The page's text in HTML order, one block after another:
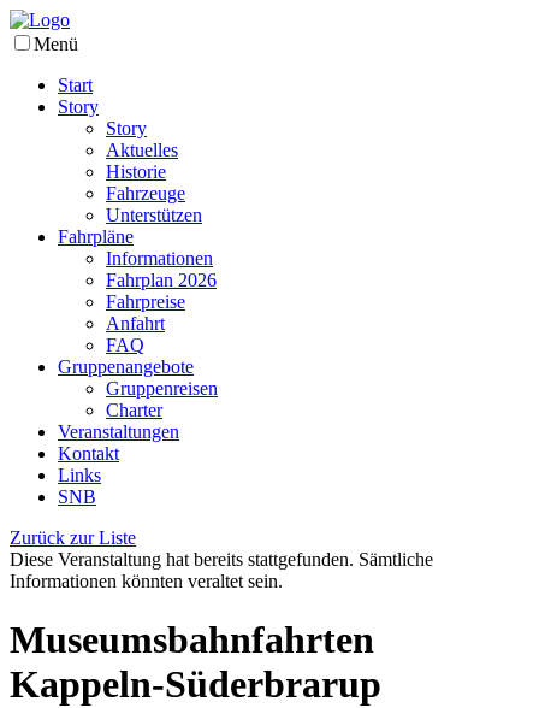
Menü
Start
Story
Story
Aktuelles
Historie
Fahrzeuge
Unterstützen
Fahrpläne
Informationen
Fahrplan 2026
Fahrpreise
Anfahrt
FAQ
Gruppenangebote
Gruppenreisen
Charter
Veranstaltungen
Kontakt
Links
SNB
Zurück zur Liste
Diese Veranstaltung hat bereits stattgefunden. Sämtliche
Informationen könnten veraltet sein.
Museumsbahnfahrten
Kappeln-Süderbrarup